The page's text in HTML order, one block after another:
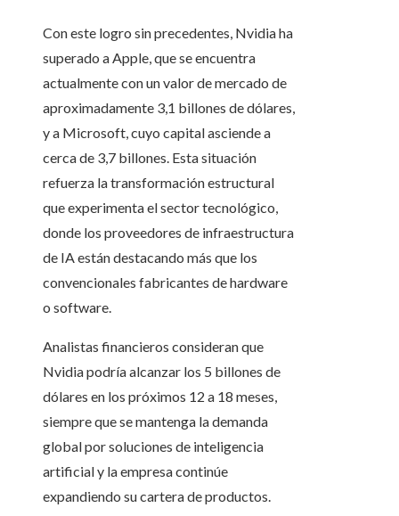
Con este logro sin precedentes, Nvidia ha
superado a Apple, que se encuentra
actualmente con un valor de mercado de
aproximadamente 3,1 billones de dólares,
y a Microsoft, cuyo capital asciende a
cerca de 3,7 billones. Esta situación
refuerza la transformación estructural
que experimenta el sector tecnológico,
donde los proveedores de infraestructura
de IA están destacando más que los
convencionales fabricantes de hardware
o software.
Analistas financieros consideran que
Nvidia podría alcanzar los 5 billones de
dólares en los próximos 12 a 18 meses,
siempre que se mantenga la demanda
global por soluciones de inteligencia
artificial y la empresa continúe
expandiendo su cartera de productos.